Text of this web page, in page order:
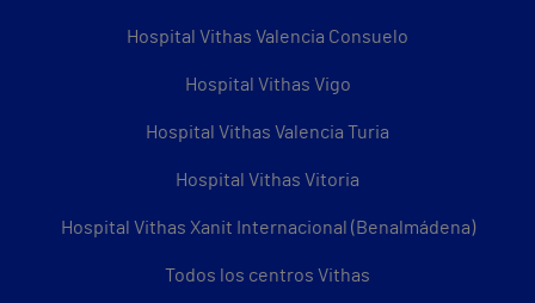
Hospital Vithas Valencia Consuelo
Hospital Vithas Vigo
Hospital Vithas Valencia Turia
Hospital Vithas Vitoria
Hospital Vithas Xanit Internacional (Benalmádena)
Todos los centros Vithas